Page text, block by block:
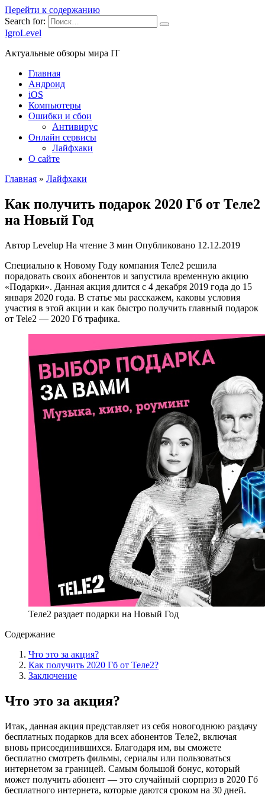
Перейти к содержанию
Search for:
IgroLevel
Актуальные обзоры мира IT
Главная
Андроид
iOS
Компьютеры
Ошибки и сбои
Антивирус
Онлайн сервисы
Лайфхаки
О сайте
Главная » Лайфхаки
Как получить подарок 2020 Гб от Теле2
на Новый Год
Автор Levelup На чтение 3 мин Опубликовано 12.12.2019
Специально к Новому Году компания Теле2 решила
порадовать своих абонентов и запустила временную акцию
«Подарки». Данная акция длится с 4 декабря 2019 года до 15
января 2020 года. В статье мы расскажем, каковы условия
участия в этой акции и как быстро получить главный подарок
от Tele2 — 2020 Гб трафика.
Теле2 раздает подарки на Новый Год
Содержание
Что это за акция?
Как получить 2020 Гб от Теле2?
Заключение
Что это за акция?
Итак, данная акция представляет из себя новогоднюю раздачу
бесплатных подарков для всех абонентов Теле2, включая
вновь присоединившихся. Благодаря им, вы сможете
бесплатно смотреть фильмы, сериалы или пользоваться
интернетом за границей. Самым большой бонус, который
может получить абонент — это случайный сюрприз в 2020 Гб
бесплатного интернета, которые даются сроком на 30 дней.